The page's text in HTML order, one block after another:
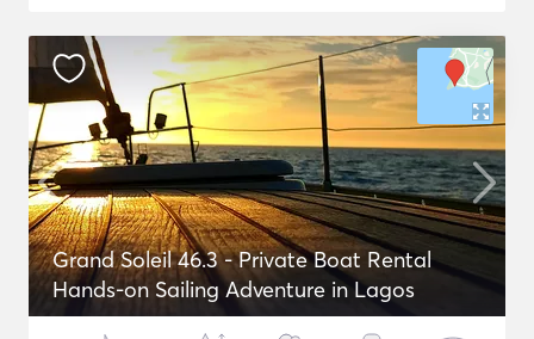
Grand Soleil 46.3 - Private Boat Rental
Hands-on Sailing Adventure in Lagos